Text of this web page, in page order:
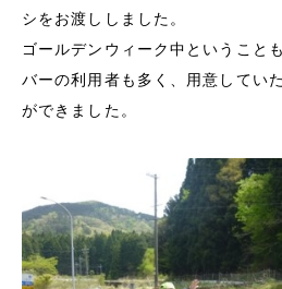
シをお渡ししました。
ゴールデンウィーク中ということ
バーの利用者も多く、用意してい
ができました。